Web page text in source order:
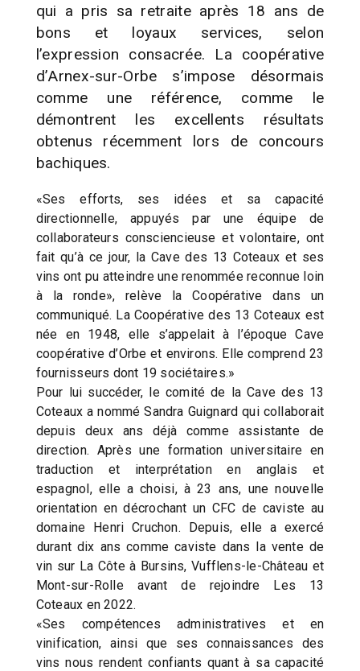
qui a pris sa retraite après 18 ans de
bons et loyaux services, selon
l’expression consacrée. La coopérative
d’Arnex-sur-Orbe s’impose désormais
comme une référence, comme le
démontrent les excellents résultats
obtenus récemment lors de concours
bachiques.
«Ses efforts, ses idées et sa capacité
directionnelle, appuyés par une équipe de
collaborateurs consciencieuse et volontaire, ont
fait qu’à ce jour, la Cave des 13 Coteaux et ses
vins ont pu atteindre une renommée reconnue loin
à la ronde», relève la Coopérative dans un
communiqué. La Coopérative des 13 Coteaux est
née en 1948, elle s’appelait à l’époque Cave
coopérative d’Orbe et environs. Elle comprend 23
fournisseurs dont 19 sociétaires.»
Pour lui succéder, le comité de la Cave des 13
Coteaux a nommé Sandra Guignard qui collaborait
depuis deux ans déjà comme assistante de
direction. Après une formation universitaire en
traduction et interprétation en anglais et
espagnol, elle a choisi, à 23 ans, une nouvelle
orientation en décrochant un CFC de caviste au
domaine Henri Cruchon. Depuis, elle a exercé
durant dix ans comme caviste dans la vente de
vin sur La Côte à Bursins, Vufflens­-le-Château et
Mont-sur-Rolle avant de rejoindre Les 13
Coteaux en 2022.
«Ses compétences administratives et en
vinification, ainsi que ses connaissances des
vins nous rendent confiants quant à sa capacité